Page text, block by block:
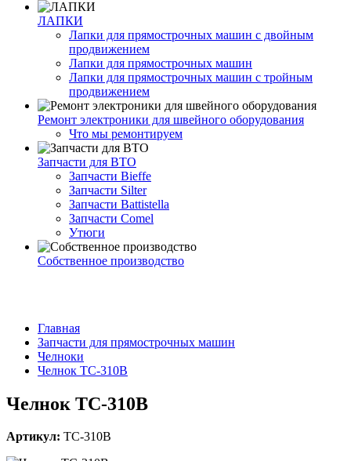
ЛАПКИ
Лапки для прямострочных машин с двойным
продвижением
Лапки для прямострочных машин
Лапки для прямострочных машин с тройным
продвижением
Ремонт электроники для швейного оборудования
Что мы ремонтируем
Запчасти для ВТО
Запчасти Bieffe
Запчасти Silter
Запчасти Battistella
Запчасти Comel
Утюги
Собственное производство
Главная
Запчасти для прямострочных машин
Челноки
Челнок TC-310B
Челнок TC-310B
Артикул: TC-310B